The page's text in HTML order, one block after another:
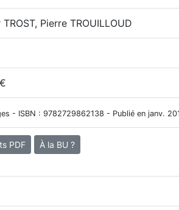
Pierre TROUILLOUD
- ISBN : 9782729862138 - Publié en janv.
PDF À la BU ?